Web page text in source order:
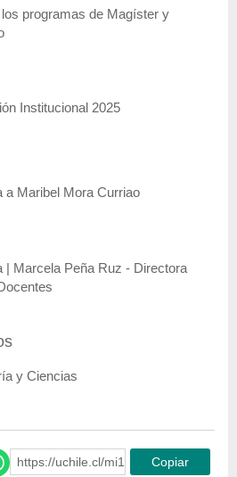
programas de Magíster y
Institucional 2025
a Maribel Mora Curriao
| Marcela Peña Ruz - Directora
y Ciencias
https://uchile.cl/mi147539Copiar